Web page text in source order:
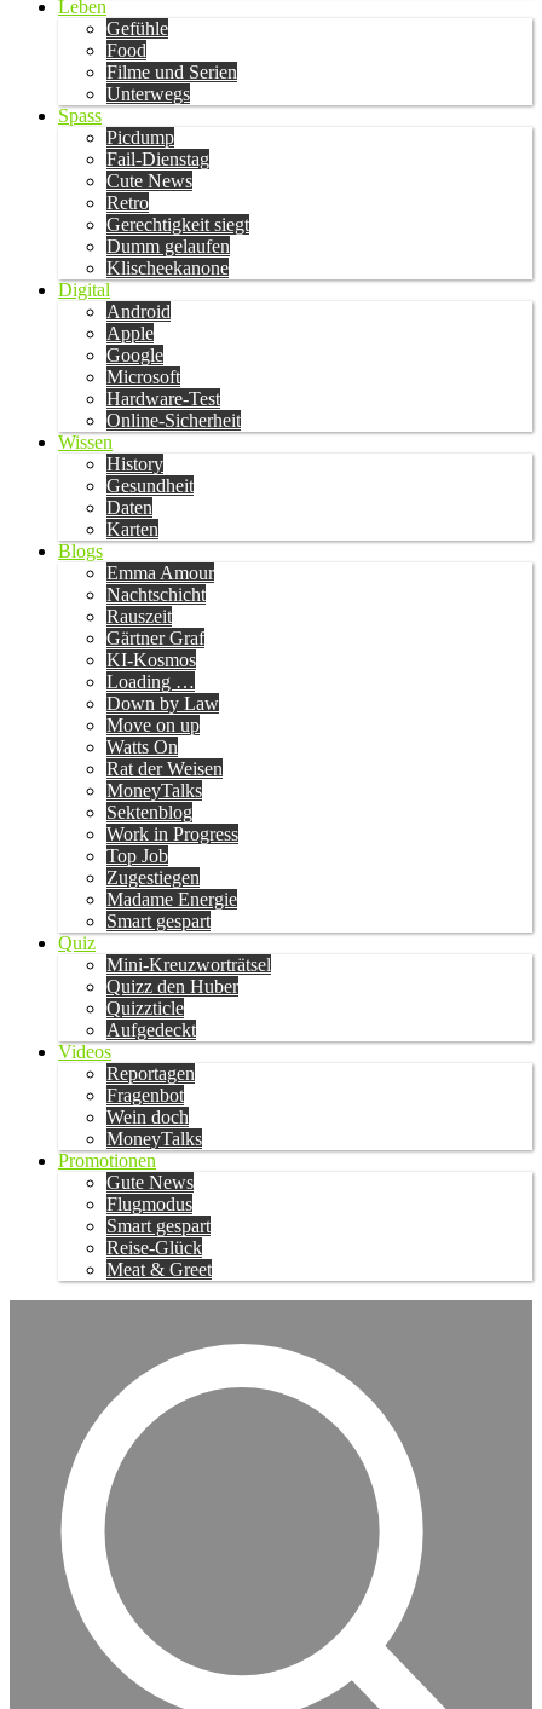
Leben
Gefühle
Food
Filme und Serien
Unterwegs
Spass
Picdump
Fail-Dienstag
Cute News
Retro
Gerechtigkeit siegt
Dumm gelaufen
Klischeekanone
Digital
Android
Apple
Google
Microsoft
Hardware-Test
Online-Sicherheit
Wissen
History
Gesundheit
Daten
Karten
Blogs
Emma Amour
Nachtschicht
Rauszeit
Gärtner Graf
KI-Kosmos
Loading …
Down by Law
Move on up
Watts On
Rat der Weisen
MoneyTalks
Sektenblog
Work in Progress
Top Job
Zugestiegen
Madame Energie
Smart gespart
Quiz
Mini-Kreuzworträtsel
Quizz den Huber
Quizzticle
Aufgedeckt
Videos
Reportagen
Fragenbot
Wein doch
MoneyTalks
Promotionen
Gute News
Flugmodus
Smart gespart
Reise-Glück
Meat & Greet